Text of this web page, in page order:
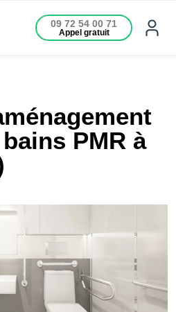
09 72 54 00 71
Appel gratuit
PMR à